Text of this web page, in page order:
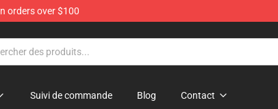
orders over $100
Suivi de commande Blog Contact